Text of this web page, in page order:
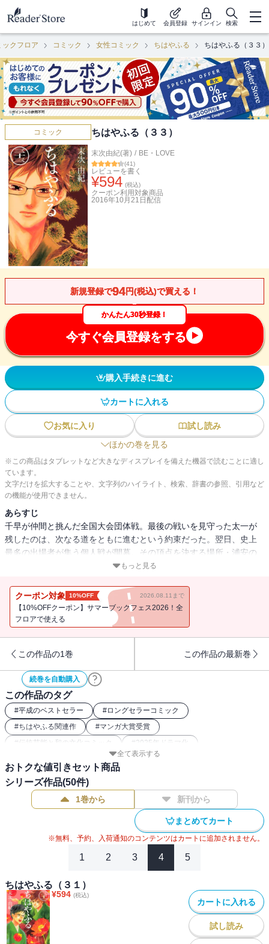
はじめて 会員登録 サインイン 検索
ックフロア コミック 女性コミック ちはやふる ちはやふる（３３）
コミック ちはやふる（３３）
末次由紀(著) / BE・LOVE
(41)
レビューを書く
¥594 (税込)
クーポン利用対象商品
2016年10月21日 配信
新規登録で94円(税込)で買える！
かんたん30秒登録！
今すぐ会員登録をする
購入手続きに進む
カートに入れる
お気に入り
試し読み
ほかの巻を見る
※この商品はタブレットなど大きなディスプレイを備えた機器で読むことに適し
ています。
文字だけを拡大することや、文字列のハイライト、検索、辞書の参照、引用など
の機能が使用できません。
あらすじ
千早が仲間と挑んだ全国大会団体戦。最後の戦いを見守った太一が
残したのは、次なる道をともに進むという約束だった。翌日、史上
最多の出場者が集う個人戦が開幕。その頂点を決する場所・浦安の
間。そこは、冬のクイーン戦へと続く舞台。千早はいまふたたび、
る。強豪ひしめく最終戦。勝負の行方は――!? 強くなりたい――。
いま、この瞬間、すべてをかけて挑む!!
もっと見る
クーポン対象 10%OFF 2026.08.11まで
【10%OFFクーポン】サマーブックフェス2026！全
フロアで使える
この作品の1巻 この作品の最新巻
続巻を自動購入
この作品のタグ
#平成のベストセラー #ロングセラーコミック
#ちはやふる関連作 #マンガ大賞受賞
# 伝統芸能と和の文化コミック #2025年ドラマ化
部活動コミック（文化部）
恋愛（女性コミック）
2018年映画化 #幼馴染（女性コミック） #スポーツ漫画
女子高生（女性コミック） #百人一首 #講談社漫画賞
全て表示する
おトクな値引きセット商品
シリーズ作品(50件)
1巻から 新刊から
まとめてカート
※無料、予約、入荷通知のコンテンツはカートに追加されません。
1 2 3 4 5
ちはやふる（３１）
¥594 (税込)
カートに入れる
試し読み